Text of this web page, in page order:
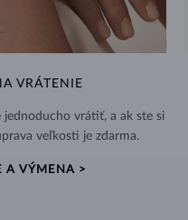
VRÁTENIE
jednoducho vrátiť, a ak ste si
veľkosti je zdarma.
A VÝMENA >